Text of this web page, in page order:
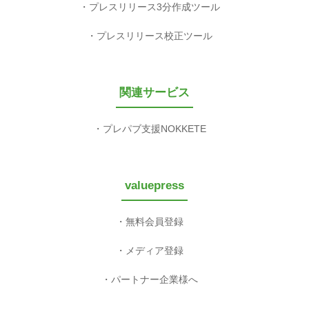
プレスリリース3分作成ツール
プレスリリース校正ツール
関連サービス
プレパブ支援NOKKETE
valuepress
無料会員登録
メディア登録
パートナー企業様へ